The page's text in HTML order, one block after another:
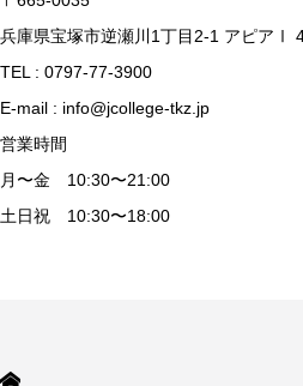
兵庫県宝塚市逆瀬川1丁目2-1 アピアⅠ
TEL : 0797-77-3900
E-mail : info@jcollege-tkz.jp
営業時間
月〜金 10:30〜21:00
土日祝 10:30〜18:00